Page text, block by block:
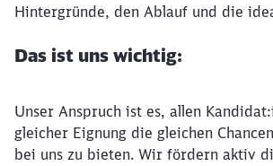
Hintergründe, den Ablauf und die
Das ist uns wichtig:
Unser Anspruch ist es, allen
gleicher Eignung die gleichen
bei uns zu bieten. Wir fördern aktiv